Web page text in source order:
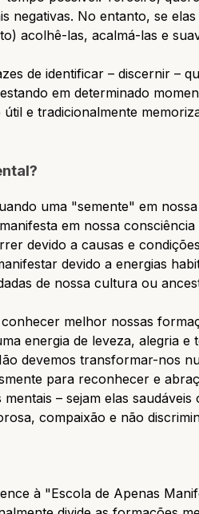
negativas. No entanto, se elas
acolhê-las, acalmá-las e
de identificar – discernir –
em determinado
e tradicionalmente
uma "semente" em
em nossa consciência
devido a causas e
devido a energias
de nossa cultura ou
melhor nossas
energia de leveza, alegria e
devemos transformar-nos
para reconhecer e
– sejam elas saudáveis
compaixão e não
à "Escola de Apenas